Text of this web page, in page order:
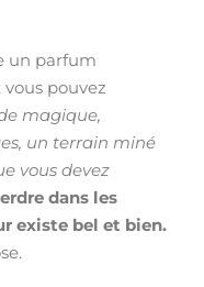
un parfum
pouvez
magique,
un terrain miné
vous devez
dans les
existe bel et bien.